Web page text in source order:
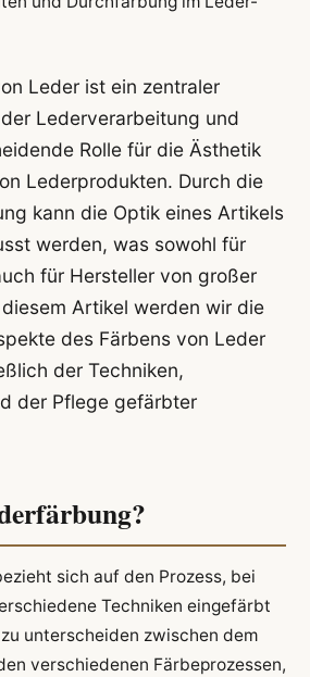
Leder ist ein zentraler
Lederverarbeitung und
Rolle für die Ästhetik
Lederprodukten. Durch die
kann die Optik eines Artikels
werden, was sowohl für
für Hersteller von großer
Artikel werden wir die
des Färbens von Leder
der Techniken,
der Pflege gefärbter
sich auf den Prozess, bei
Techniken eingefärbt
unterscheiden zwischen dem
verschiedenen Färbeprozessen,